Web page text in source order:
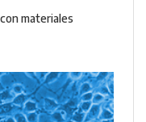
materiales